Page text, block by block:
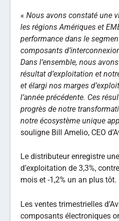
«Nous avons constaté une
les régions Amériques et
performance dans le
composants
Dans l’ensemble, nous
résultat d’exploitation et
et élargi nos marges
l’année précédente. Ces
progrès de notre
notre écosystème unique
souligne Bill Amelio, CEO
Le distributeur enregistre
d’exploitation de 3,3%,
mois et -1,2% un an plus tôt.
Les ventes trimestrielles
composants électroniques